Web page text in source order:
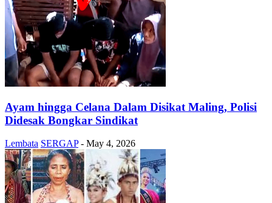
Ayam hingga Celana Dalam Disikat Maling, Polisi
Didesak Bongkar Sindikat
Lembata SERGAP - May 4, 2026